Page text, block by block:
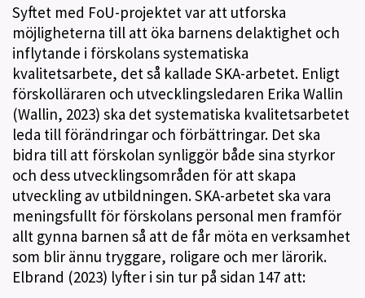
Syftet med FoU-projektet var att utforska
möjligheterna till att öka barnens delaktighet och
inflytande i förskolans systematiska
kvalitetsarbete, det så kallade SKA-arbetet. Enligt
förskolläraren och utvecklingsledaren Erika Wallin
(Wallin, 2023) ska det systematiska kvalitetsarbetet
leda till förändringar och förbättringar. Det ska
bidra till att förskolan synliggör både sina styrkor
och dess utvecklingsområden för att skapa
utveckling av utbildningen. SKA-arbetet ska vara
meningsfullt för förskolans personal men framför
allt gynna barnen så att de får möta en verksamhet
som blir ännu tryggare, roligare och mer lärorik.
Elbrand (2023) lyfter i sin tur på sidan 147 att: